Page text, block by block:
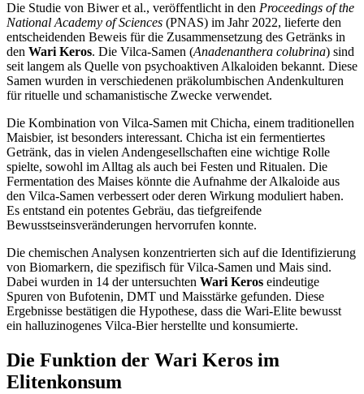
Die Studie von Biwer et al., veröffentlicht in den Proceedings of the
National Academy of Sciences (PNAS) im Jahr 2022, lieferte den
entscheidenden Beweis für die Zusammensetzung des Getränks in
den Wari Keros. Die Vilca-Samen (Anadenanthera colubrina) sind
seit langem als Quelle von psychoaktiven Alkaloiden bekannt. Diese
Samen wurden in verschiedenen präkolumbischen Andenkulturen
für rituelle und schamanistische Zwecke verwendet.
Die Kombination von Vilca-Samen mit Chicha, einem traditionellen
Maisbier, ist besonders interessant. Chicha ist ein fermentiertes
Getränk, das in vielen Andengesellschaften eine wichtige Rolle
spielte, sowohl im Alltag als auch bei Festen und Ritualen. Die
Fermentation des Maises könnte die Aufnahme der Alkaloide aus
den Vilca-Samen verbessert oder deren Wirkung moduliert haben.
Es entstand ein potentes Gebräu, das tiefgreifende
Bewusstseinsveränderungen hervorrufen konnte.
Die chemischen Analysen konzentrierten sich auf die Identifizierung
von Biomarkern, die spezifisch für Vilca-Samen und Mais sind.
Dabei wurden in 14 der untersuchten Wari Keros eindeutige
Spuren von Bufotenin, DMT und Maisstärke gefunden. Diese
Ergebnisse bestätigen die Hypothese, dass die Wari-Elite bewusst
ein halluzinogenes Vilca-Bier herstellte und konsumierte.
Die Funktion der Wari Keros im
Elitenkonsum